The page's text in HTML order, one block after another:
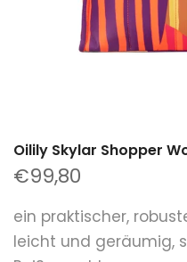
Oilily Skylar Shopper
€99,80
ein praktischer,
leicht und geräumig,